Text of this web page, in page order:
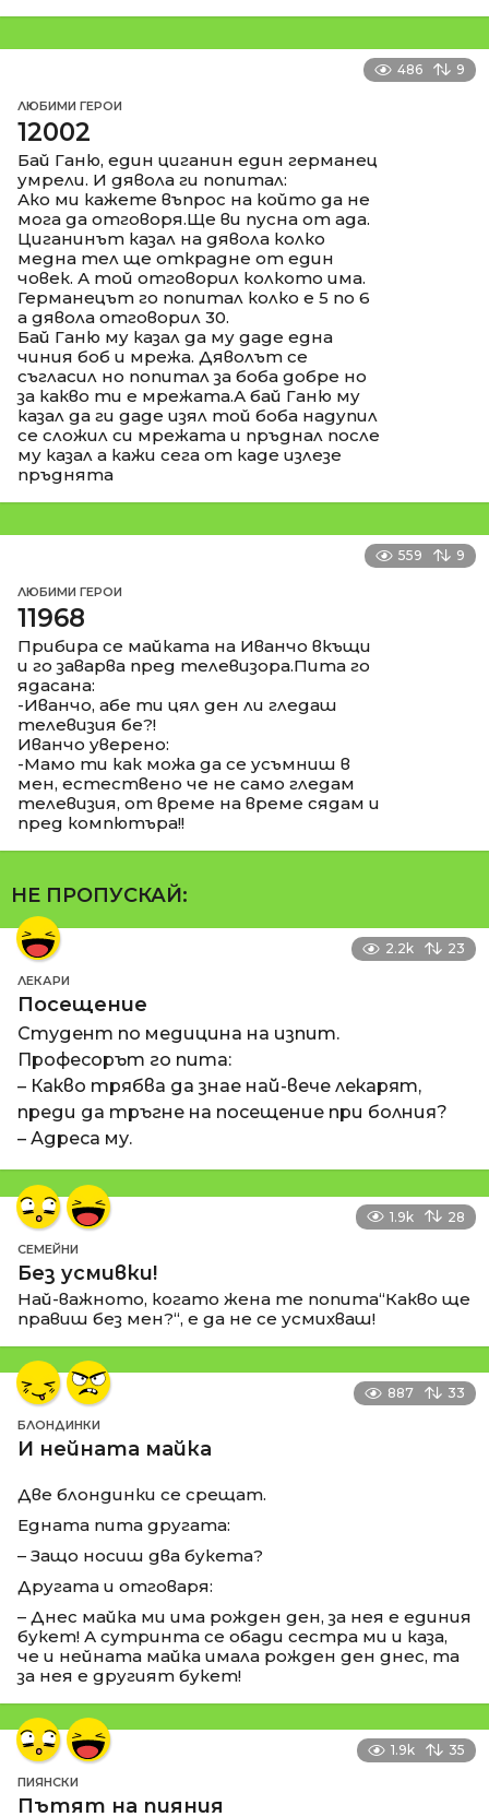
486 9
ЛЮБИМИ ГЕРОИ
12002
Бай Ганю, един циганин един германец
умрели. И дявола ги попитал:
Ако ми кажете въпрос на който да не
мога да отговоря.Ще ви пусна от ада.
Циганинът казал на дявола колко
медна тел ще открадне от един
човек. А той отговорил колкото има.
Германецът го попитал колко е 5 по 6
а дявола отговорил 30.
Бай Ганю му казал да му даде една
чиния боб и мрежа. Дяволът се
съгласил но попитал за боба добре но
за какво ти е мрежата.А бай Ганю му
казал да ги даде изял той боба надупил
се сложил си мрежата и пръднал после
му казал а кажи сега от каде излезе
пръднята
559 9
ЛЮБИМИ ГЕРОИ
11968
Прибира се майката на Иванчо вкъщи
и го заварва пред телевизора.Пита го
ядасана:
-Иванчо, абе ти цял ден ли гледаш
телевизия бе?!
Иванчо уверено:
-Мамо ти как можа да се усъмниш в
мен, естествено че не само гледам
телевизия, от време на време сядам и
пред компютъра!!
НЕ ПРОПУСКАЙ:
2.2k 23
ЛЕКАРИ
Посещение
Студент по медицина на изпит.
Професорът го пита:
– Какво трябва да знае най-вече лекарят,
преди да тръгне на посещение при болния?
– Адреса му.
1.9k 28
СЕМЕЙНИ
Без усмивки!
Най-важното, когато жена те попита“Какво ще
правиш без мен?“, е да не се усмихваш!
887 33
БЛОНДИНКИ
И нейната майка
Две блондинки се срещат.
Едната пита другата:
– Защо носиш два букета?
Другата и отговаря:
– Днес майка ми има рожден ден, за нея е единия
букет! А сутринта се обади сестра ми и каза,
че и нейната майка имала рожден ден днес, та
за нея е другият букет!
1.9k 35
ПИЯНСКИ
Пътят на пияния